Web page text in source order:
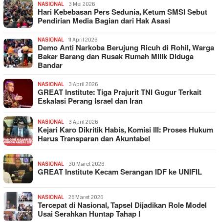
NASIONAL 3 Mei 2026
Hari Kebebasan Pers Sedunia, Ketum SMSI Sebut
Pendirian Media Bagian dari Hak Asasi
NASIONAL 11 April 2026
Demo Anti Narkoba Berujung Ricuh di Rohil, Warga
Bakar Barang dan Rusak Rumah Milik Diduga
Bandar
NASIONAL 3 April 2026
GREAT Institute: Tiga Prajurit TNI Gugur Terkait
Eskalasi Perang Israel dan Iran
NASIONAL 3 April 2026
Kejari Karo Dikritik Habis, Komisi III: Proses Hukum
Harus Transparan dan Akuntabel
NASIONAL 30 Maret 2026
GREAT Institute Kecam Serangan IDF ke UNIFIL
NASIONAL 28 Maret 2026
Tercepat di Nasional, Tapsel Dijadikan Role Model
Usai Serahkan Huntap Tahap I